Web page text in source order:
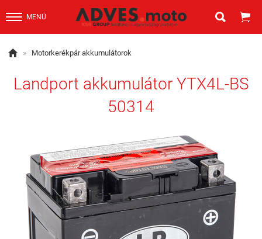
MENÜ  
 » Motorkerékpár akkumulátorok
Landport akkumulátor YTX4L-BS
50314